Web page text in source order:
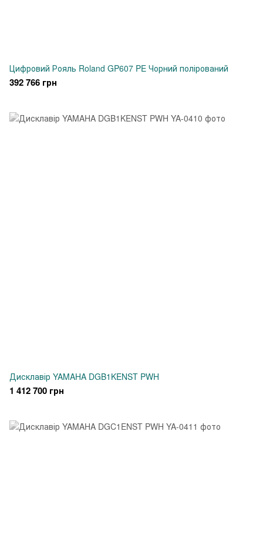
Цифровий Рояль Roland GP607 PE Чорний полірований
392 766 грн
Дисклавір YAMAHA DGB1KENST PWH
1 412 700 грн